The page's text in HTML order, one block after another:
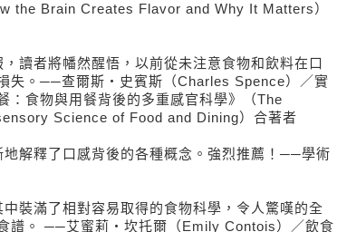
the Brain Creates Flavor and Why It Matters）
讀者將幡然醒悟，以前從未注意食物和飲料在口
失。──查爾斯・史賓斯（Charles Spence）／實
：食物與用餐背後的多重感官科學》（The
Science of Food and Dining）合著者
解釋了口感背後的各種概念。強烈推薦！──學術
裝滿了相對容易取得的食物科學，令人驚嘆的全
譜。 ──艾蜜莉‧坎托爾（Emily Contois）／飲食